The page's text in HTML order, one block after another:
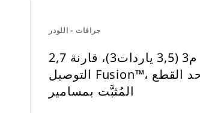
جرافات - اللودر
2,7 م3 (3,5 ياردات3)، قارنة
التوصيل Fusion™، حد القطع
المُثبَّت بمسامير